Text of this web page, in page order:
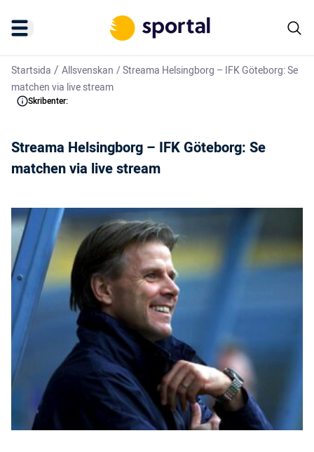
Startsida / Allsvenskan /Streama Helsingborg – IFK Göteborg: Se
matchen via live stream
Skribenter:
Streama Helsingborg – IFK Göteborg: Se
matchen via live stream